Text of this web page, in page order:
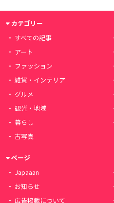
カテゴリー
すべての記事
アート
ファッション
雑貨・インテリア
グルメ
観光・地域
暮らし
古写真
ページ
Japaaan
お知らせ
広告掲載について